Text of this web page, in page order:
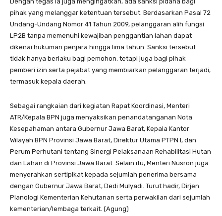
pihak yang melanggar ketentuan tersebut. Berdasarkan Pasal 72
Undang-Undang Nomor 41 Tahun 2009, pelanggaran alih fungsi
LP2B tanpa memenuhi kewajiban penggantian lahan dapat
dikenai hukuman penjara hingga lima tahun. Sanksi tersebut
tidak hanya berlaku bagi pemohon, tetapi juga bagi pihak
pemberi izin serta pejabat yang membiarkan pelanggaran terjadi,
termasuk kepala daerah.
Sebagai rangkaian dari kegiatan Rapat Koordinasi, Menteri
ATR/Kepala BPN juga menyaksikan penandatanganan Nota
Kesepahaman antara Gubernur Jawa Barat, Kepala Kantor
Wilayah BPN Provinsi Jawa Barat, Direktur Utama PTPN I, dan
Perum Perhutani tentang Sinergi Pelaksanaan Rehabilitasi Hutan
dan Lahan di Provinsi Jawa Barat. Selain itu, Menteri Nusron juga
menyerahkan sertipikat kepada sejumlah penerima bersama
dengan Gubernur Jawa Barat, Dedi Mulyadi. Turut hadir, Dirjen
Planologi Kementerian Kehutanan serta perwakilan dari sejumlah
kementerian/lembaga terkait. (Agung)